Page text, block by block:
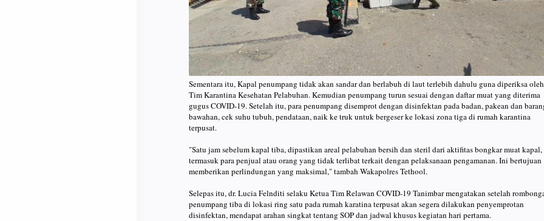
Sementara itu, Kapal penumpang tidak akan sandar dan berlabuh di laut terlebih dahulu guna diperiksa oleh
Tim Karantina Kesehatan Pelabuhan. Kemudian penumpang turun sesuai dengan daftar muat yang diterima
gugus COVID-19. Setelah itu, para penumpang disemprot dengan disinfektan pada badan, pakean dan
bawahan, cek suhu tubuh, pendataan, naik ke truk untuk bergeser ke lokasi zona tiga di rumah karantina
terpusat.
"Satu jam sebelum kapal tiba, dipastikan areal pelabuhan bersih dan steril dari aktifitas bongkar muat kapal,
termasuk para penjual atau orang yang tidak terlibat terkait dengan pelaksanaan pengamanan. Ini bertujuan
memberikan perlindungan yang maksimal," tambah Wakapolres Tethool.
Selepas itu, dr. Lucia Felnditi selaku Ketua Tim Relawan COVID-19 Tanimbar mengatakan setelah
penumpang tiba di lokasi ring satu pada rumah karatina terpusat akan segera dilakukan penyemprotan
disinfektan, mendapat arahan singkat tentang SOP dan jadwal khusus kegiatan hari pertama.